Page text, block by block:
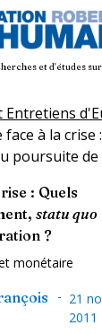
et d'études
Entretiens
à la crise
poursuite
: Quels
statu quo
?
monétaire
- 21
2011